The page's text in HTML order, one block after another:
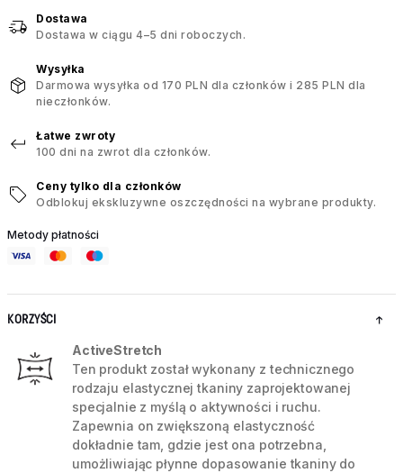
Dostawa
Dostawa w ciągu 4–5 dni roboczych.
Wysyłka
Darmowa wysyłka od 170 PLN dla członków i 285 PLN dla
nieczłonków.
Łatwe zwroty
100 dni na zwrot dla członków.
Ceny tylko dla członków
Odblokuj ekskluzywne oszczędności na wybrane produkty.
Metody płatności
KORZYŚCI
ActiveStretch
Ten produkt został wykonany z technicznego
rodzaju elastycznej tkaniny zaprojektowanej
specjalnie z myślą o aktywności i ruchu.
Zapewnia on zwiększoną elastyczność
dokładnie tam, gdzie jest ona potrzebna,
umożliwiając płynne dopasowanie tkaniny do